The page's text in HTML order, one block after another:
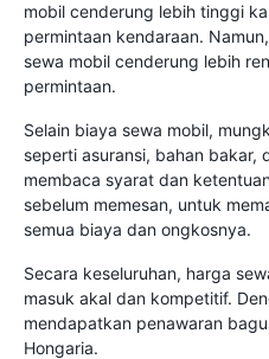
mobil cenderung lebih tinggi
permintaan kendaraan.
sewa mobil cenderung lebih
permintaan.
Selain biaya sewa mobil,
seperti asuransi, bahan bakar,
membaca syarat dan
sebelum memesan, untuk
semua biaya dan ongkosnya.
Secara keseluruhan, harga
masuk akal dan kompetitif.
mendapatkan penawaran
Hongaria.